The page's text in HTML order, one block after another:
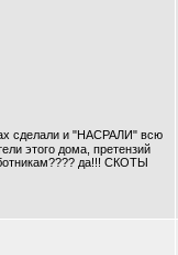
сделали и "НАСРАЛИ" всю
этого дома, претензий
да!!! СКОТЫ